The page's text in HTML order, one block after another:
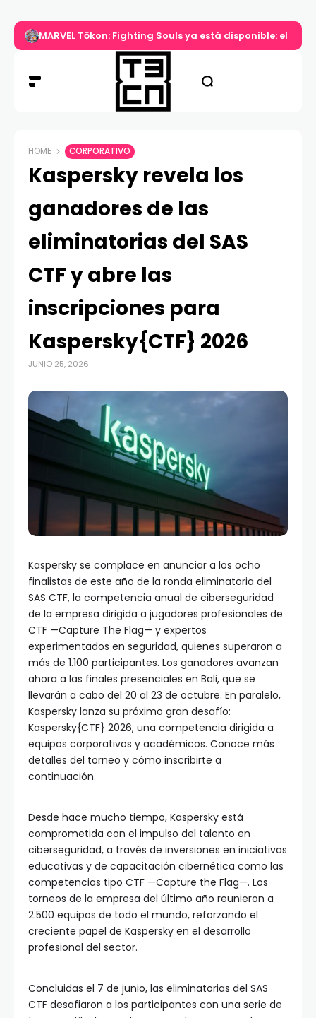
MARVEL Tōkon: Fighting Souls ya está disponible: el
HOME CORPORATIVO
Kaspersky revela los
ganadores de las
eliminatorias del SAS
CTF y abre las
inscripciones para
Kaspersky{CTF} 2026
JUNIO 25, 2026
Kaspersky se complace en anunciar a los ocho
finalistas de este año de la ronda eliminatoria del
SAS CTF, la competencia anual de ciberseguridad
de la empresa dirigida a jugadores profesionales de
CTF —Capture The Flag— y expertos
experimentados en seguridad, quienes superaron a
más de 1.100 participantes. Los ganadores avanzan
ahora a las finales presenciales en Bali, que se
llevarán a cabo del 20 al 23 de octubre. En paralelo,
Kaspersky lanza su próximo gran desafío:
Kaspersky{CTF} 2026, una competencia dirigida a
equipos corporativos y académicos. Conoce más
detalles del torneo y cómo inscribirte a
continuación.
Desde hace mucho tiempo, Kaspersky está
comprometida con el impulso del talento en
ciberseguridad, a través de inversiones en iniciativas
educativas y de capacitación cibernética como las
competencias tipo CTF —Capture the Flag—. Los
torneos de la empresa del último año reunieron a
2.500 equipos de todo el mundo, reforzando el
creciente papel de Kaspersky en el desarrollo
profesional del sector.
Concluidas el 7 de junio, las eliminatorias del SAS
CTF desafiaron a los participantes con una serie de